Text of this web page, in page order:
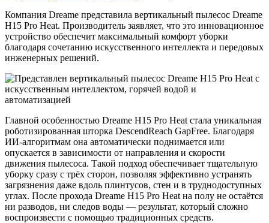
Компания Dreame представила вертикальный пылесос Dreame
H15 Pro Heat. Производитель заявляет, что это инновационное
устройство обеспечит максимальный комфорт уборки
благодаря сочетанию искусственного интеллекта и передовых
инженерных решений.
Главной особенностью Dreame H15 Pro Heat стала уникальная
роботизированная шторка DescendReach GapFree. Благодаря
ИИ-алгоритмам она автоматически поднимается или
опускается в зависимости от направления и скорости
движения пылесоса. Такой подход обеспечивает тщательную
уборку сразу с трёх сторон, позволяя эффективно устранять
загрязнения даже вдоль плинтусов, стен и в труднодоступных
углах. После прохода Dreame H15 Pro Heat на полу не остаётся
ни разводов, ни следов воды — результат, который сложно
воспроизвести с помощью традиционных средств.